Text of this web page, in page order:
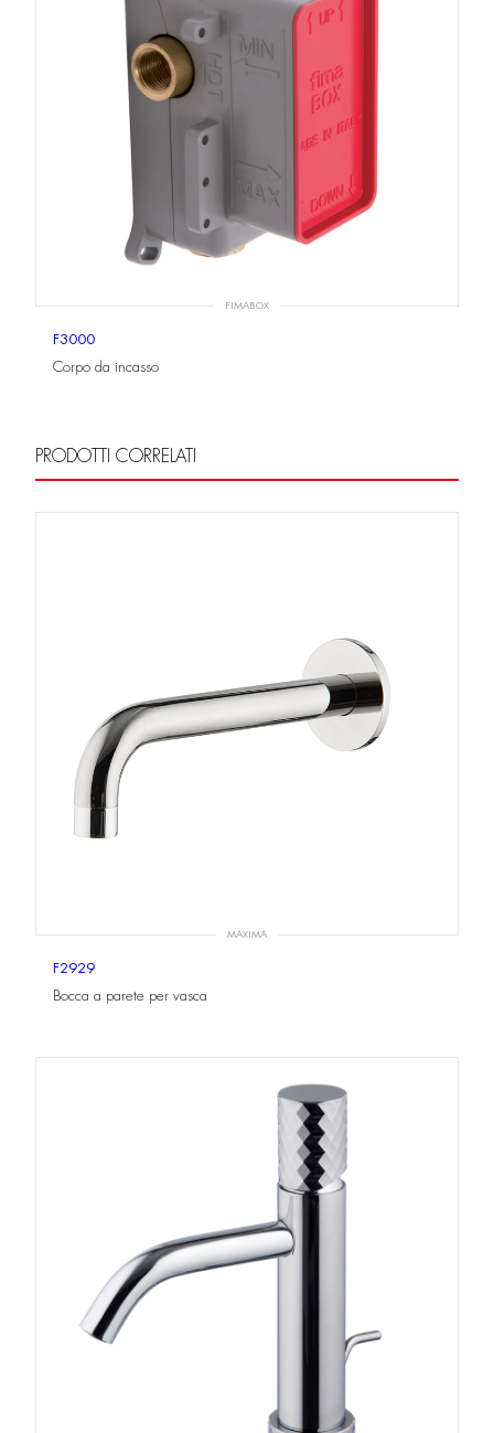
FIMABOX
F3000
Corpo da incasso
PRODOTTI CORRELATI
MAXIMA
F2929
Bocca a parete per vasca